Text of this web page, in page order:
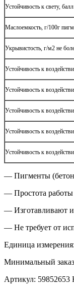
Устойчивость к свету, балл
Маслоемкость, г/100г
Укрывистость, г/м2 не
Устойчивость к
Устойчивость к
Устойчивость к
Устойчивость к
Устойчивость к
— Пигменты
— Простота
— Изготавливают
— Не требует от
Единица
Минимальный
Артикул: 59852653